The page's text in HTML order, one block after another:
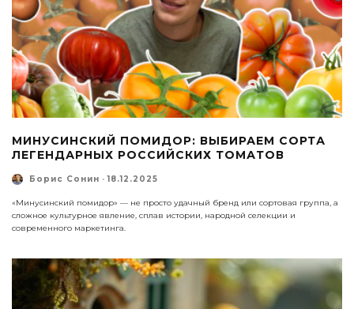
МИНУСИНСКИЙ ПОМИДОР: ВЫБИРАЕМ СОРТА
ЛЕГЕНДАРНЫХ РОССИЙСКИХ ТОМАТОВ
Борис Сонин · 18.12.2025
«Минусинский помидор» — не просто удачный бренд или сортовая группа, а
сложное культурное явление, сплав истории, народной селекции и
современного маркетинга.